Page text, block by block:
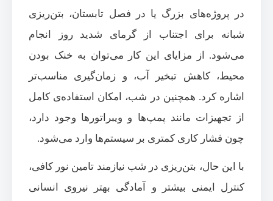
در پروژه‌های بزرگ یا در فصل تابستان، بتن‌ریزی
شبانه برای اجتناب از گرمای شدید روز انجام
می‌شود. از مزایای این کار می‌توان به خنک بودن
محیط، کاهش تبخیر آب، و زمان‌گیری مناسب‌تر
اشاره کرد. همچنین در شب، امکان استفاده‌ی کامل
از تجهیزات مانند پمپ‌ها و ویبراتورها وجود دارد،
چون فشار کاری کمتری بر سیستم‌ها وارد می‌شود.
با این حال، بتن‌ریزی در شب نیازمند تامین نور کافی،
کنترل ایمنی بیشتر و آمادگی بهتر نیروی انسانی